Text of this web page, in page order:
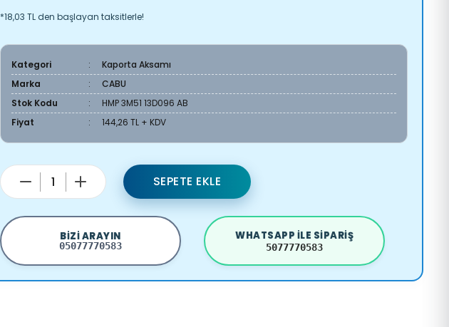
*18,03 TL den başlayan taksitlerle!
Kategori
Kaporta Aksamı
Marka
CABU
Stok Kodu
HMP 3M51 13D096 AB
Fiyat
144,26 TL + KDV
SEPETE EKLE
BIZI ARAYIN
05077770583
WHATSAPP ILE SIPARIŞ
5077770583